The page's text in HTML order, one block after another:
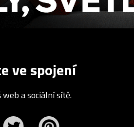
ve spojení
a sociální sítě.